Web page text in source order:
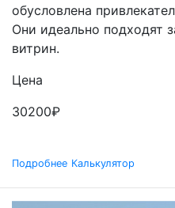
обусловлена
Они идеально подходят
витрин.
Цена
30200₽
Подробнее Калькулятор